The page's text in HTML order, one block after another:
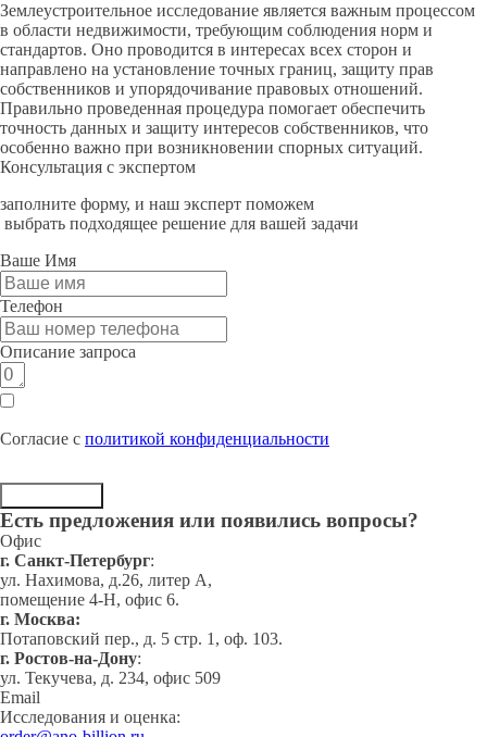
Землеустроительное исследование является важным процессом
в области недвижимости, требующим соблюдения норм и
стандартов. Оно проводится в интересах всех сторон и
направлено на установление точных границ, защиту прав
собственников и упорядочивание правовых отношений.
Правильно проведенная процедура помогает обеспечить
точность данных и защиту интересов собственников, что
особенно важно при возникновении спорных ситуаций.
Консультация с экспертом
заполните форму, и наш эксперт поможем
выбрать подходящее решение для вашей задачи
Ваше Имя
Телефон
Описание запроса
Согласие с политикой конфиденциальности
Есть предложения или появились вопросы?
Офис
г. Cанкт-Петербург:
ул. Нахимова, д.26, литер А,
помещение 4-Н, офис 6.
г. Москва:
Потаповский пер., д. 5 стр. 1, оф. 103.
г. Ростов-на-Дону:
ул. Текучева, д. 234, офис 509
Email
Исследования и оценка: